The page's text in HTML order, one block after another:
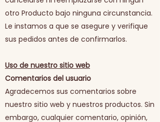
otro Producto bajo ninguna circunstancia.
Le instamos a que se asegure y verifique
sus pedidos antes de confirmarlos.
Uso de nuestro sitio web
Comentarios del usuario
Agradecemos sus comentarios sobre
nuestro sitio web y nuestros productos. Sin
embargo, cualquier comentario, opinión,